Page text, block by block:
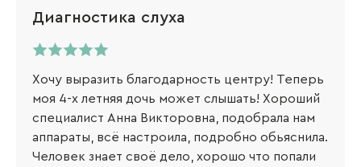
Диагностика слуха
Хочу выразить благодарность центру! Теперь
моя 4-х летняя дочь может слышать! Хороший
специалист Анна Викторовна, подобрала нам
аппараты, всё настроила, подробно обьяснила.
Человек знает своё дело, хорошо что попали